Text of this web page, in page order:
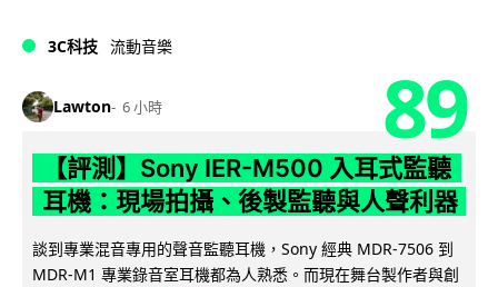
3C科技 流動音樂
Lawton 6 小時 89
【評測】Sony IER-M500 入耳式監聽
耳機：現場拍攝、後製監聽與人聲利器
談到專業混音專用的聲音監聽耳機，Sony 經典 MDR-7506 到
MDR-M1 專業錄音室耳機都為人熟悉。而現在舞台製作者與創